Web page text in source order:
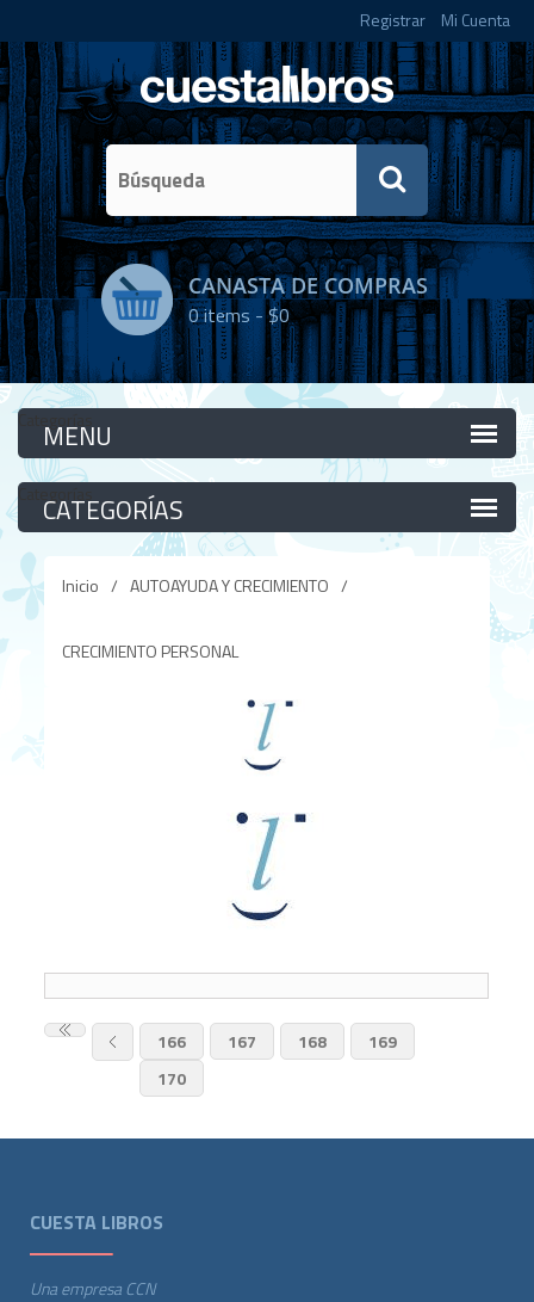
Registrar Mi Cuenta
CANASTA DE COMPRAS
0items -$0
Categorías
Categorías
Inicio / AUTOAYUDA Y CRECIMIENTO /
CRECIMIENTO PERSONAL
166 167 168
169
170
CUESTA LIBROS
Una empresa CCN